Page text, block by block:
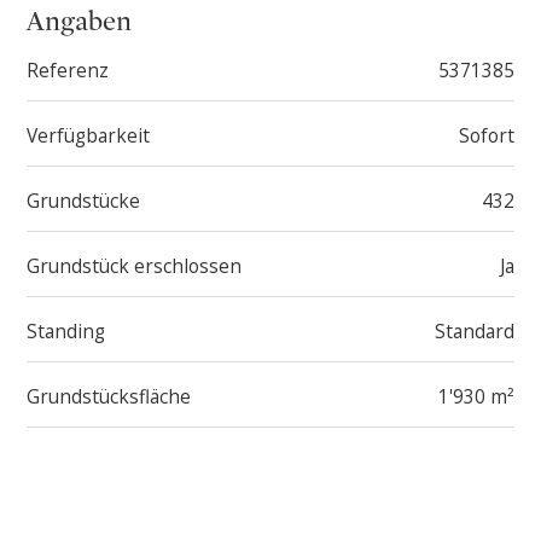
Angaben
Referenz 5371385
Verfügbarkeit Sofort
Grundstücke 432
Grundstück erschlossen Ja
Standing Standard
Grundstücksfläche 1'930 m²